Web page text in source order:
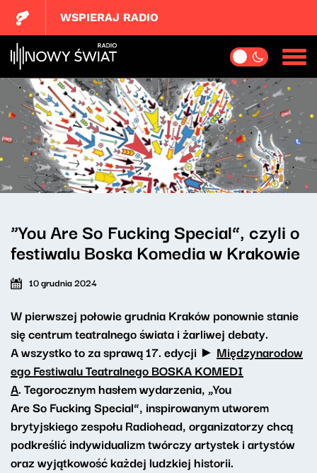
WSPIERAJ RADIO
“You Are So Fucking Special”, czyli o
festiwalu Boska Komedia w Krakowie
10 grudnia 2024
W pierwszej połowie grudnia Kraków ponownie stanie
się centrum teatralnego świata i żarliwej debaty.
A wszystko to za sprawą 17. edycji ► Międzynarodow
ego Festiwalu Teatralnego BOSKA KOMEDI
A. Tegorocznym hasłem wydarzenia, „You
Are So Fucking Special”, inspirowanym utworem
brytyjskiego zespołu Radiohead, organizatorzy chcą
podkreślić indywidualizm twórczy artystek i artystów
oraz wyjątkowość każdej ludzkiej historii.